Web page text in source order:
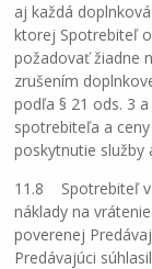
aj každá
ktorej Spotrebiteľ
požadovať žiadne
zrušením
podľa § 21 ods. 3
spotrebiteľa a
poskytnutie služby
11.8 Spotrebiteľ v
náklady na
poverenej
Predávajúci